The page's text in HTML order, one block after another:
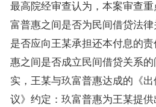
最高院经审查认为，本案审查
富普惠之间是否为民间借贷法
是否应向王某承担还本付息的
惠之间是否成立民间借贷关系
实，王某与玖富普惠达成的《
议》约定：玖富普惠为王某提